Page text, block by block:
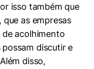
isso também que
as empresas
de acolhimento
possam discutir e
disso,